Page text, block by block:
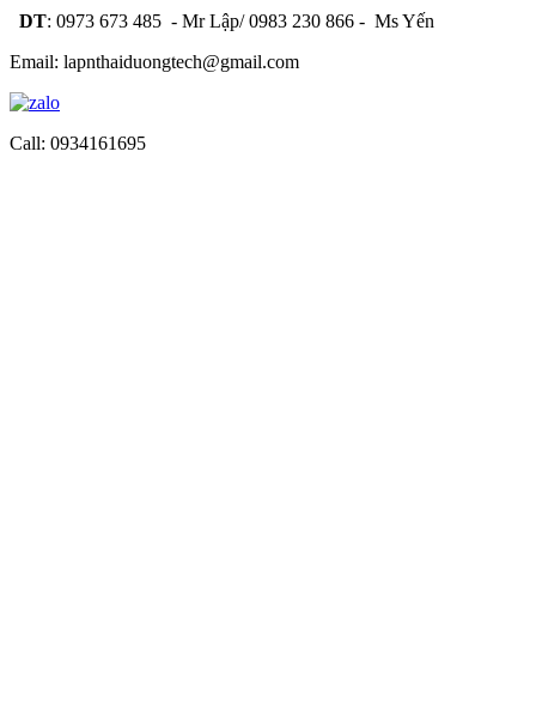
DT: 0973 673 485 - Mr Lập/ 0983 230 866 - Ms Yến
Email: lapnthaiduongtech@gmail.com
Call: 0934161695